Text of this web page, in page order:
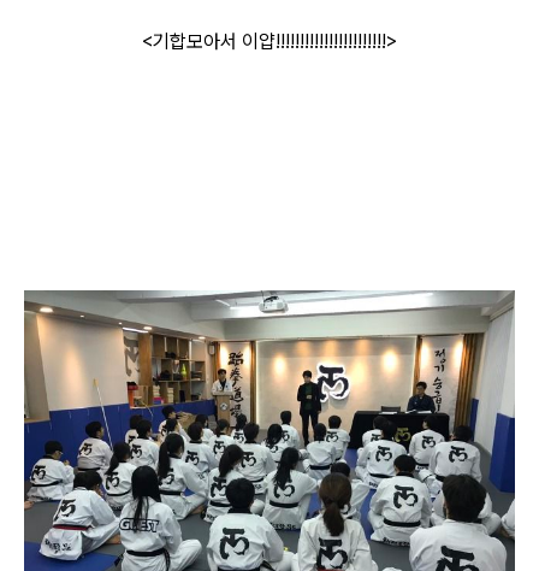
<기합모아서 이얍!!!!!!!!!!!!!!!!!!!!!!!>